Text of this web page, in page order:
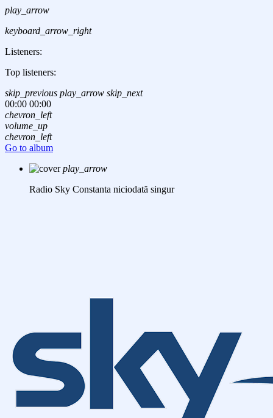
play_arrow
keyboard_arrow_right
Listeners:
Top listeners:
skip_previous play_arrow skip_next
00:00 00:00
chevron_left
volume_up
chevron_left
Go to album
play_arrow
Radio Sky Constanta niciodată singur